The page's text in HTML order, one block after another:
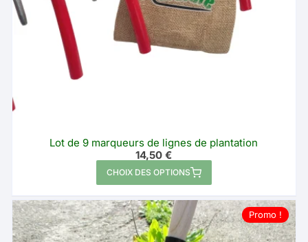
page
du
produit
Lot de 9 marqueurs de lignes de plantation
14,50€
CHOIX DES OPTIONS
produit
a
plusieurs
variations.
Promo !